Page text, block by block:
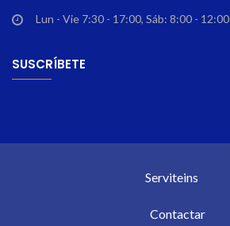
Lun - Vie 7:30 - 17:00, Sáb: 8:00 - 12:00
SUSCRÍBETE
Serviteins
Contactar